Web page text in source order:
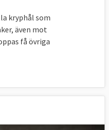
kryphål som
även mot
få övriga